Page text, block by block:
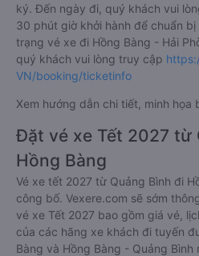
ký. Đến ngày đi, quý khách vui
30 phút giờ khởi hành để chuẩn
trạng vé xe đi Hồng Bàng - Hải
quý khách vui lòng truy cập
VN/booking/ticketinfo
Xem hướng dẫn chi tiết, minh họa
Đặt vé xe Tết 2027 từ
Hồng Bàng
Vé xe tết 2027 từ Quảng Bình đi
công bố. Vexere.com sẽ sớm
vé xe Tết 2027 bao gồm giá vé,
của các hãng xe khách đi tuyến
Bàng và Hồng Bàng - Quảng